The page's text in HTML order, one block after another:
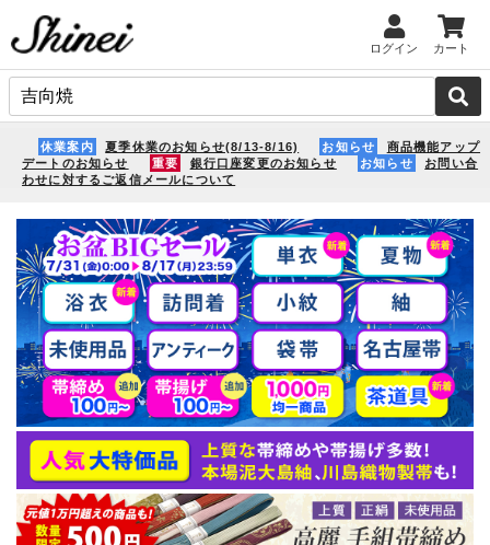
ログイン カート
休業案内 夏季休業のお知らせ(8/13-8/16) お知らせ
商品機能アップ
デートのお知らせ
重要 銀行口座変更のお知らせ お知らせ
お問い合
わせに対するご返信メールについて